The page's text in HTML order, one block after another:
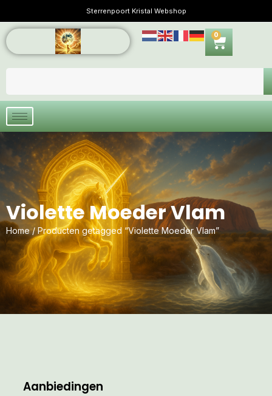
Sterrenpoort Kristal Webshop
0
Violette Moeder Vlam
Home/ Producten getagged “Violette Moeder Vlam”
Aanbiedingen